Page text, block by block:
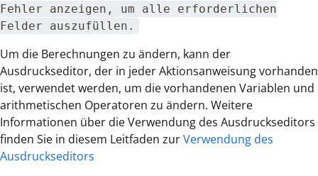
Fehler anzeigen, um alle erforderlichen
Felder auszufüllen.
Um die Berechnungen zu ändern, kann der
Ausdruckseditor, der in jeder Aktionsanweisung vorhanden
ist, verwendet werden, um die vorhandenen Variablen und
arithmetischen Operatoren zu ändern. Weitere
Informationen über die Verwendung des Ausdruckseditors
finden Sie in diesem Leitfaden zurVerwendung des
Ausdruckseditors